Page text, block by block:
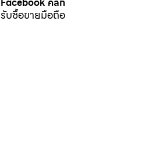
รับซื้อขายมือถือ